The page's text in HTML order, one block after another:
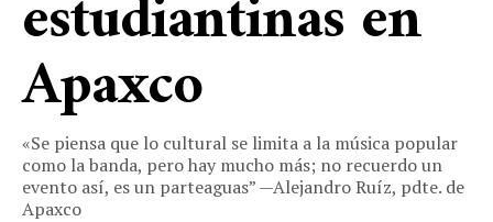
estudiantinas en
Apaxco
«Se piensa que lo cultural se limita a la música popular
como la banda, pero hay mucho más; no recuerdo un
evento así, es un parteaguas” —Alejandro Ruíz, pdte. de
Apaxco